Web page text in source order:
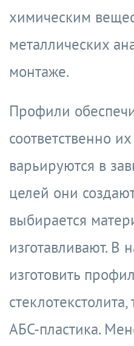
химическим
металлических
монтаже.
Профили
соответственно
варьируются в
целей они
выбирается
изготавливают.
изготовить
АБС-пластика.